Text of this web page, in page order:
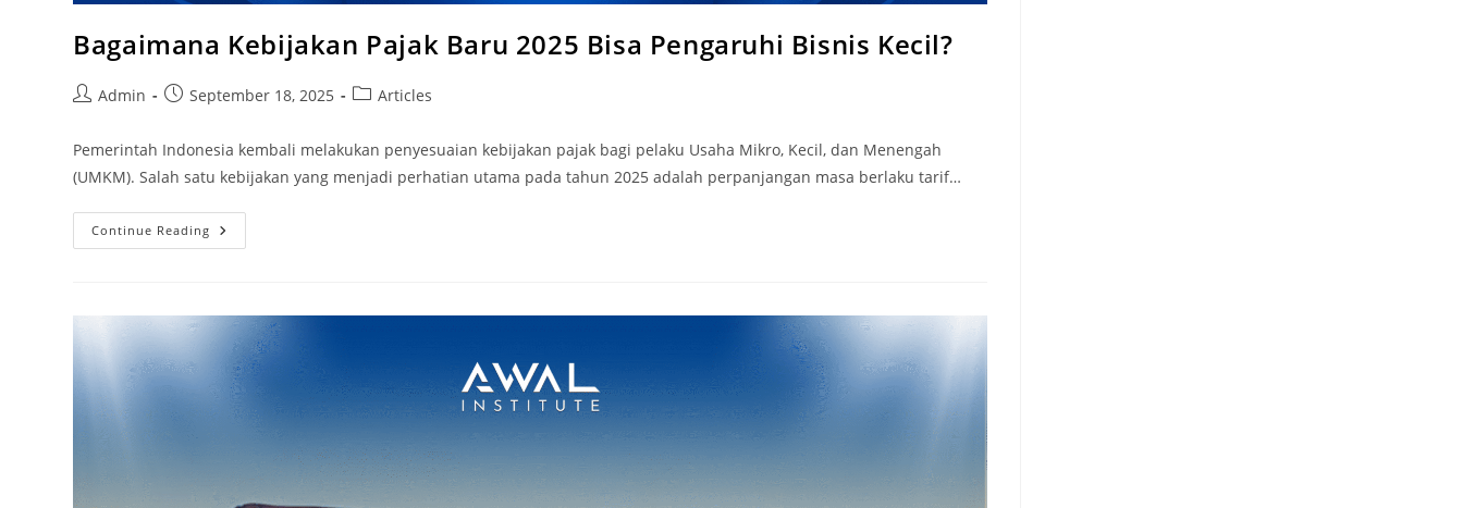
Bagaimana Kebijakan Pajak Baru 2025 Bisa Pengaruhi Bisnis Kecil?
Admin September 18, 2025 Articles
Pemerintah Indonesia kembali melakukan penyesuaian kebijakan pajak bagi pelaku Usaha Mikro, Kecil, dan Menengah
(UMKM). Salah satu kebijakan yang menjadi perhatian utama pada tahun 2025 adalah perpanjangan masa berlaku tarif…
Continue Reading